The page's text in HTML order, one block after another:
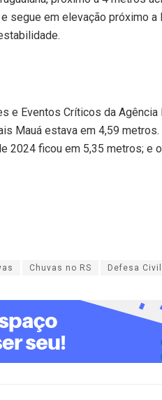
segue em elevação próximo a
e Eventos Críticos da Agência
Mauá estava em 4,59
2024 ficou em 5,35 metros; e
Chuvas no RS Defesa Civil